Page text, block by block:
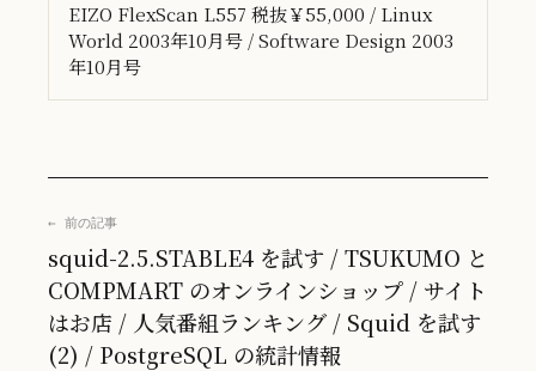
EIZO FlexScan L557 税抜￥55,000 / Linux
World 2003年10月号 / Software Design 2003
年10月号
← 前の記事
squid-2.5.STABLE4 を試す / TSUKUMO と
COMPMART のオンラインショップ / サイト
はお店 / 人気番組ランキング / Squid を試す
(2) / PostgreSQL の統計情報